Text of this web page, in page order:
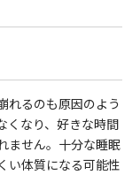
れるのも原因のよう
くなり、好きな時間
ません。十分な睡眠
い体質になる可能性